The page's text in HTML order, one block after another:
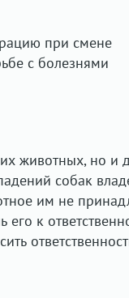
при смене
с болезнями
животных, но и
собак
им не
к